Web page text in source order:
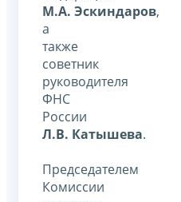
М.А. Эскиндаров,
а
также
советник
руководителя
ФНС
России
Л.В. Катышева.
Председателем
Комиссии